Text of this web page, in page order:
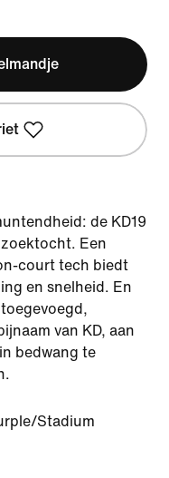
de KD19
Een
court tech biedt
en snelheid. En
van KD, aan
bedwang te
Stadium